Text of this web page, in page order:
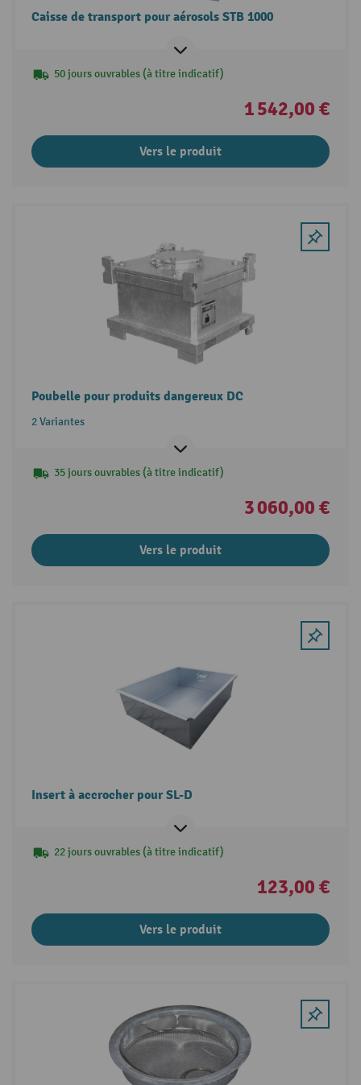
Caisse de transport pour aérosols STB 1000
50 jours ouvrables (à titre indicatif)
1 542,00 €
Vers le produit
Poubelle pour produits dangereux DC
2 Variantes
35 jours ouvrables (à titre indicatif)
3 060,00 €
Vers le produit
Insert à accrocher pour SL-D
22 jours ouvrables (à titre indicatif)
123,00 €
Vers le produit